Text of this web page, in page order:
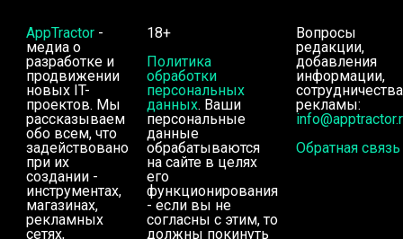
AppTractor-
медиа о
разработке и
продвижении
новых IT-
проектов. Мы
рассказываем
обо всем, что
задействовано
при их
создании -
инструментах,
магазинах,
рекламных
сетях,
18+
Политика
обработки
персональных
данных. Ваши
персональные
данные
обрабатываются
на сайте в целях
его
функционирования
- если вы не
согласны с этим, то
должны покинуть
Вопросы
редакции,
добавления
информации,
рекламы:
Обратная связь